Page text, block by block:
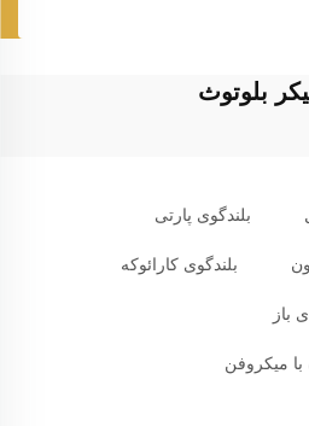
بلوتوث
بلندگوی پارتی
بلندگوی کارائوکه
باز
میکروفن